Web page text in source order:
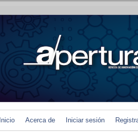
Inicio Acerca de Iniciar sesión